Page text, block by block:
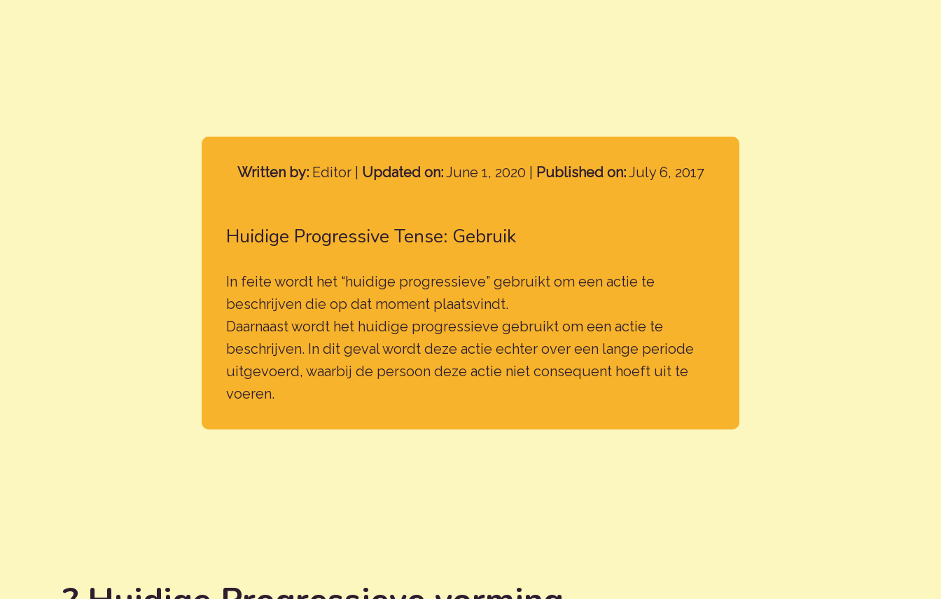
Written by:Editor | Updated on:June 1, 2020 | Published on:July 6, 2017
Huidige Progressive Tense: Gebruik
In feite wordt het “huidige progressieve” gebruikt om een actie te
beschrijven die op dat moment plaatsvindt.
Daarnaast wordt het huidige progressieve gebruikt om een actie te
beschrijven. In dit geval wordt deze actie echter over een lange periode
uitgevoerd, waarbij de persoon deze actie niet consequent hoeft uit te
voeren.